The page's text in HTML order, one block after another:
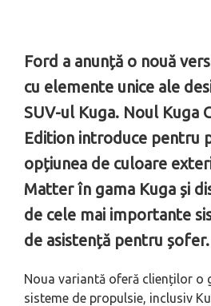
Ford a anunță o nouă
cu elemente unice ale
SUV-ul Kuga. Noul Kuga
Edition introduce pentru
opțiunea de culoare
Matter în gama Kuga și
de cele mai importante
de asistență pentru șofer.
Noua variantă oferă clienților o
sisteme de propulsie, inclusiv